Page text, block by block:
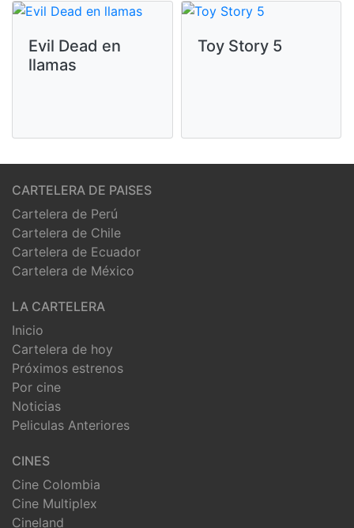
Evil Dead en
llamas
Toy Story 5
CARTELERA DE PAISES
Cartelera de Perú
Cartelera de Chile
Cartelera de Ecuador
Cartelera de México
LA CARTELERA
Inicio
Cartelera de hoy
Próximos estrenos
Por cine
Noticias
Peliculas Anteriores
CINES
Cine Colombia
Cine Multiplex
Cineland